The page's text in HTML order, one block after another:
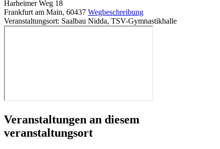
Harheimer Weg 18
Frankfurt am Main, 60437 Wegbeschreibung
Veranstaltungsort: Saalbau Nidda, TSV-Gymnastikhalle
Veranstaltungen an diesem
veranstaltungsort